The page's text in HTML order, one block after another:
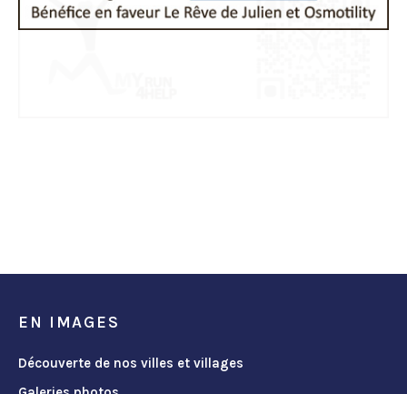
EN IMAGES
Découverte de nos villes et villages